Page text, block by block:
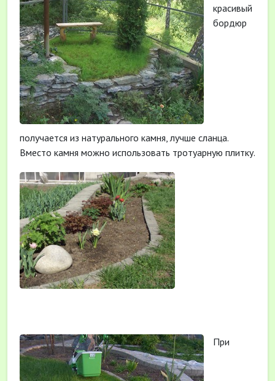
красивый
бордюр
получается из натурального камня, лучше сланца.
Вместо камня можно использовать тротуарную плитку.
При